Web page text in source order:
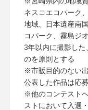
ネスコエコパーク
地域、日本遺産南
コパーク、霧島ジ
3年以内に撮影し
のを原則とする
※市販目的のない
公表した作品は応
※他のコンテスト
ストにおいて入選